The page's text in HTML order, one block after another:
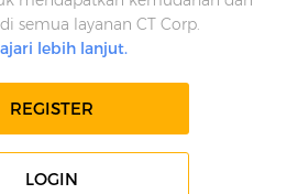
semua layanan CT Corp.
lebih lanjut.
REGISTER
LOGIN